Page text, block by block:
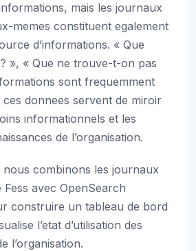
mais les journaux
memes constituent egalement
d’informations. « Que
», « Que ne trouve-t-on pas
sont frequemment
donnees servent de miroir
informationnels et les
de l’organisation.
nous combinons les journaux
avec OpenSearch
construire un tableau de bord
l’etat d’utilisation des
l’organisation.